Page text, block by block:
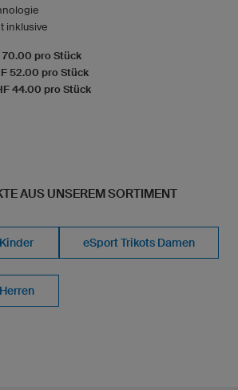
inklusive
70.00 pro Stück
52.00 pro Stück
44.00 pro Stück
AUS UNSEREM SORTIMENT
eSport Trikots Damen